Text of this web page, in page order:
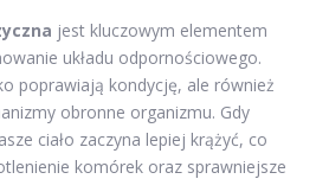
jest kluczowym elementem
układu odpornościowego.
poprawiają kondycję, ale również
obronne organizmu. Gdy
ciało zaczyna lepiej krążyć, co
komórek oraz sprawniejsze